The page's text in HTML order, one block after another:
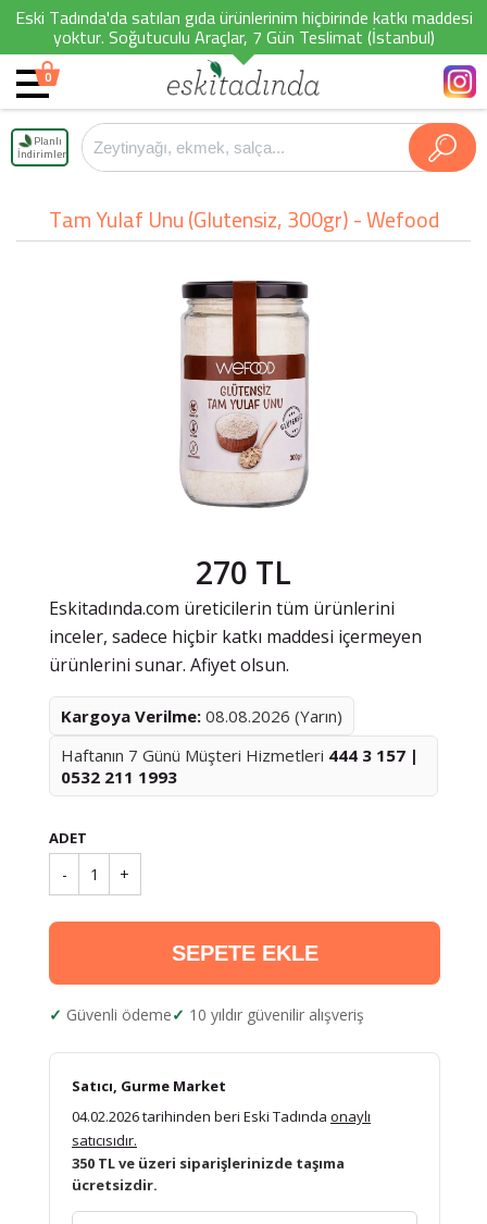
Eski Tadında'da satılan gıda ürünlerinim hiçbirinde katkı maddesi
yoktur. Soğutuculu Araçlar, 7 Gün Teslimat (İstanbul)
0
Planlı
İndirimler
Tam Yulaf Unu (Glutensiz, 300gr) - Wefood
270 TL
Eskitadında.com üreticilerin tüm ürünlerini
inceler, sadece hiçbir katkı maddesi içermeyen
ürünlerini sunar. Afiyet olsun.
Kargoya Verilme: 08.08.2026 (Yarın)
Haftanın 7 Günü Müşteri Hizmetleri 444 3 157 |
0532 211 1993
ADET
- 1 +
SEPETE EKLE
Güvenli ödeme 10 yıldır güvenilir alışveriş
Satıcı, Gurme Market
04.02.2026 tarihinden beri Eski Tadında onaylı
satıcısıdır.
350 TL ve üzeri siparişlerinizde taşıma
ücretsizdir.